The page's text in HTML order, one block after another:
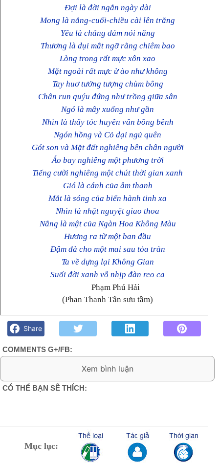
Đợi là đời ngắn ngày dài
Mong là nắng-cuối-chiều cài lên trăng
Yêu là chẳng dám nói năng
Thương là dụi mắt ngỡ rằng chiêm bao
Lòng trong rất mực xôn xao
Mặt ngoài rất mực ừ ào như không
Tay huơ tưởng tượng chùm bông
Chân run quýu đứng như trồng giữa sân
Ngó là mây xuống như gần
Nhìn là thấy tóc huyền vân bồng bềnh
Ngón hồng và Cỏ dại ngủ quên
Gót son và Mặt đất nghiêng bên chân người
Áo bay nghiêng một phương trời
Tiếng cười nghiêng một chút thời gian xanh
Gió là cánh của âm thanh
Mắt là sóng của biển hành tinh xa
Nhìn là nhật nguyệt giao thoa
Nắng là mật của Ngàn Hoa Không Màu
Hương ra từ một ban đầu
Đậm đà cho một mai sau tỏa tràn
Ta về dựng lại Không Gian
Suối đời xanh vỗ nhịp đàn reo ca
Phạm Phú Hải
(Phan Thanh Tân sưu tầm)
Chút gì để nhớ!
Share
COMMENTS G+/FB:
3 Comments:
Bài thơ ý tứ hay và lạ... bản độc tấu thật tuyệt để
ta đọc hết bài thơ .. nhưng không thấy giọt mưa
nào cả ... sao thay thế đuợc mưa tây nguyên hả
CÓ THỂ BẠN SẼ THÍCH:
Mục lục: